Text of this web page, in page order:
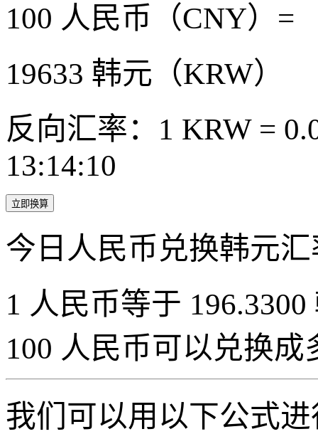
100 人民币（CNY）=
19633 韩元（KRW）
反向汇率：1 KRW =
13:14:10
立即换算
今日人民币兑换韩元
1 人民币等于
100 人民币可以兑换成
我们可以用以下公式